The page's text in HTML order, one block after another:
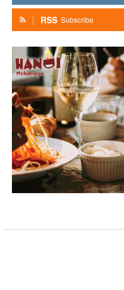
RSS Subscribe